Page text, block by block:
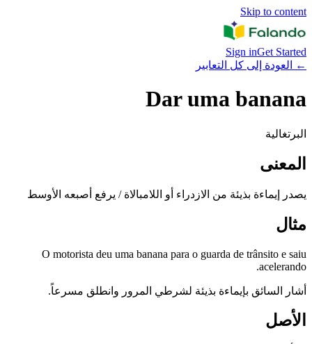
Skip to content
Sign inGet Started
←
العودة إلى كل التعابير
Dar uma banana
البرتغالية
المعنى
يصدر إيماءة بذيئة من الازدراء أو اللامبالاة / يرفع أصبعه الأوسط
مثال
O motorista deu uma banana para o guarda de trânsito e saiu
acelerando.
أشار السائق بإيماءة بذيئة لشرطي المرور وانطلق مسرعاً.
الأصل